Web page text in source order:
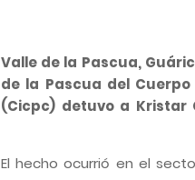
Valle de la Pascua,
de la Pascua del
(Cicpc) detuvo a Kristar
El hecho ocurrió en el